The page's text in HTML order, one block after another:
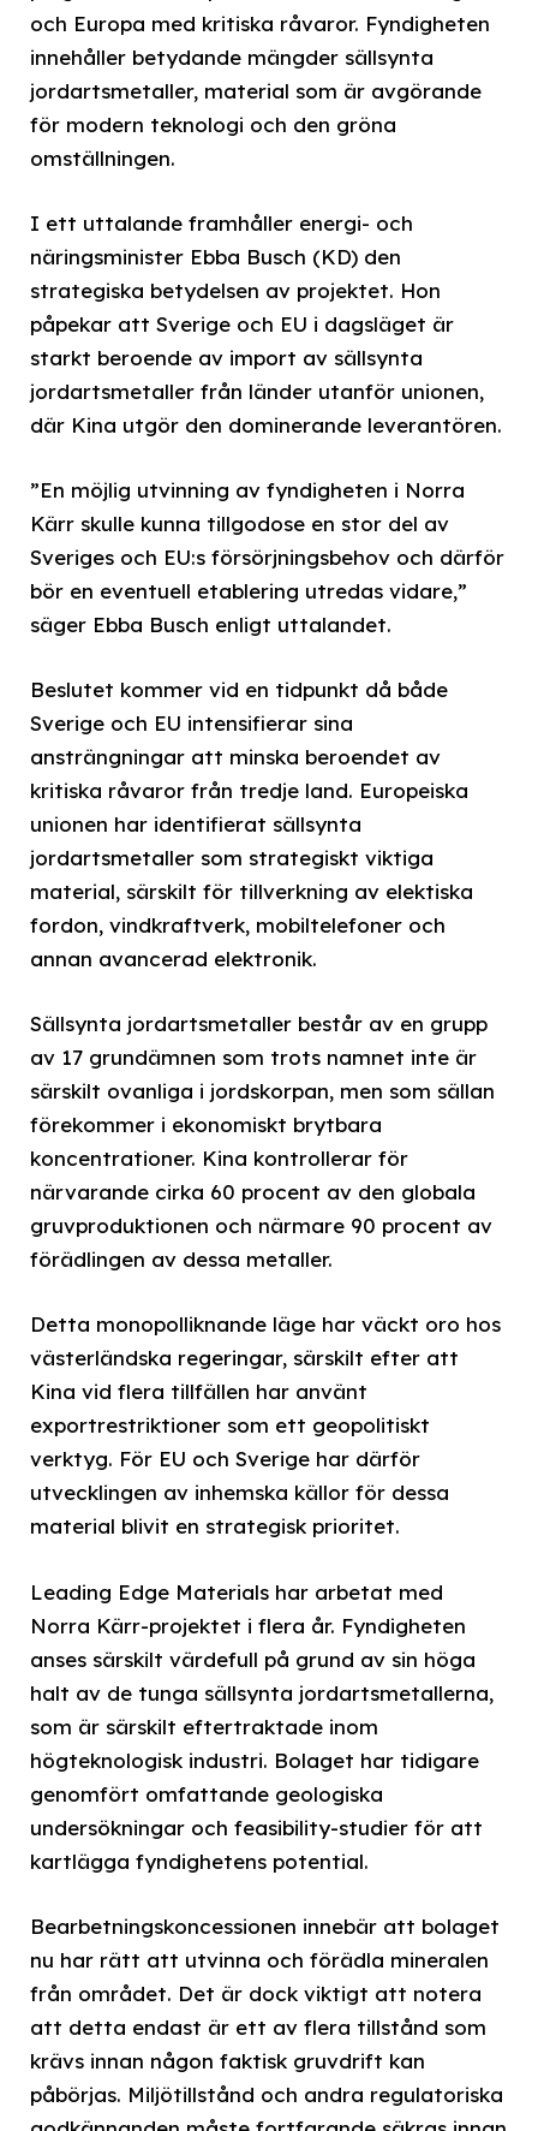
och Europa med kritiska råvaror. Fyndigheten
innehåller betydande mängder sällsynta
jordartsmetaller, material som är avgörande
för modern teknologi och den gröna
omställningen.
I ett uttalande framhåller energi- och
näringsminister Ebba Busch (KD) den
strategiska betydelsen av projektet. Hon
påpekar att Sverige och EU i dagsläget är
starkt beroende av import av sällsynta
jordartsmetaller från länder utanför unionen,
där Kina utgör den dominerande leverantören.
”En möjlig utvinning av fyndigheten i Norra
Kärr skulle kunna tillgodose en stor del av
Sveriges och EU:s försörjningsbehov och därför
bör en eventuell etablering utredas vidare,”
säger Ebba Busch enligt uttalandet.
Beslutet kommer vid en tidpunkt då både
Sverige och EU intensifierar sina
ansträngningar att minska beroendet av
kritiska råvaror från tredje land. Europeiska
unionen har identifierat sällsynta
jordartsmetaller som strategiskt viktiga
material, särskilt för tillverkning av elektiska
fordon, vindkraftverk, mobiltelefoner och
annan avancerad elektronik.
Sällsynta jordartsmetaller består av en grupp
av 17 grundämnen som trots namnet inte är
särskilt ovanliga i jordskorpan, men som sällan
förekommer i ekonomiskt brytbara
koncentrationer. Kina kontrollerar för
närvarande cirka 60 procent av den globala
gruvproduktionen och närmare 90 procent av
förädlingen av dessa metaller.
Detta monopolliknande läge har väckt oro hos
västerländska regeringar, särskilt efter att
Kina vid flera tillfällen har använt
exportrestriktioner som ett geopolitiskt
verktyg. För EU och Sverige har därför
utvecklingen av inhemska källor för dessa
material blivit en strategisk prioritet.
Leading Edge Materials har arbetat med
Norra Kärr-projektet i flera år. Fyndigheten
anses särskilt värdefull på grund av sin höga
halt av de tunga sällsynta jordartsmetallerna,
som är särskilt eftertraktade inom
högteknologisk industri. Bolaget har tidigare
genomfört omfattande geologiska
undersökningar och feasibility-studier för att
kartlägga fyndighetens potential.
Bearbetningskoncessionen innebär att bolaget
nu har rätt att utvinna och förädla mineralen
från området. Det är dock viktigt att notera
att detta endast är ett av flera tillstånd som
krävs innan någon faktisk gruvdrift kan
påbörjas. Miljötillstånd och andra regulatoriska